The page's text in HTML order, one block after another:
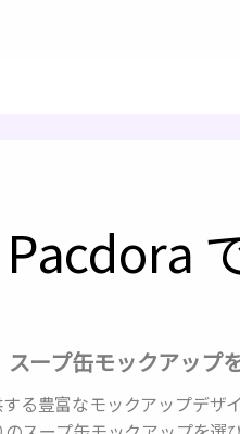
Pacdora
スープ缶モックアップ
る豊富なモックアップデザ